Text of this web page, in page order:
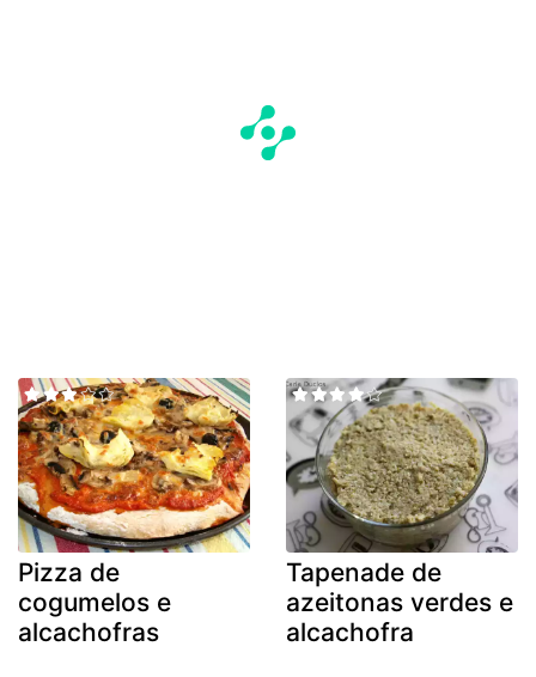
Pizza de
cogumelos e
alcachofras
Tapenade de
azeitonas verdes e
alcachofra